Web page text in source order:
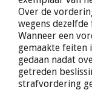
Over de
wegens
Wanneer een
gemaakte feiten
gedaan nadat
getreden
strafvordering